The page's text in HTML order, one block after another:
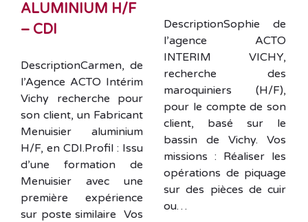
ALUMINIUM H/F
– CDI
DescriptionCarmen, de
l’Agence ACTO Intérim
Vichy recherche pour
son client, un Fabricant
Menuisier aluminium
H/F, en CDI.Profil : Issu
d’une formation de
Menuisier avec une
première expérience
sur poste similaire Vos
DescriptionSophie de
l’agence ACTO
INTERIM VICHY,
recherche des
maroquiniers (H/F),
pour le compte de son
client, basé sur le
bassin de Vichy. Vos
missions : Réaliser les
opérations de piquage
sur des pièces de cuir
ou…